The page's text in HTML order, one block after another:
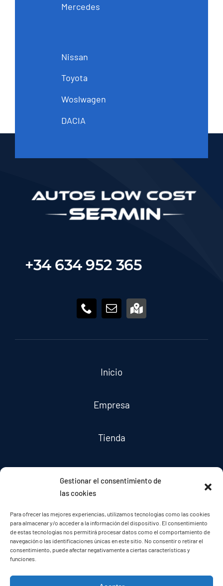
Gestionar el consentimiento de
las cookies
Para ofrecer las mejores experiencias, utilizamos tecnologías como las cookies
para almacenar y/o acceder a la información del dispositivo. El consentimiento
de estas tecnologías nos permitirá procesar datos como el comportamiento de
navegación o las identificaciones únicas en este sitio. No consentir o retirar el
consentimiento, puede afectar negativamente a ciertas características y
funciones.
Mercedes
Nissan
Toyota
Woslwagen
DACIA
+34 634 952 365
Inicio
Empresa
Tienda
Servicios
Contacto